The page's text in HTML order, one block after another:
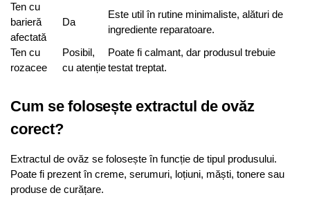
Ten cu
barieră
afectată
Da
Este util în rutine minimaliste, alături de
ingrediente reparatoare.
Ten cu
rozacee
Posibil,
cu atenție
Poate fi calmant, dar produsul trebuie
testat treptat.
Cum se folosește extractul de ovăz
corect?
Extractul de ovăz se folosește în funcție de tipul produsului.
Poate fi prezent în creme, serumuri, loțiuni, măști, tonere sau
produse de curățare.